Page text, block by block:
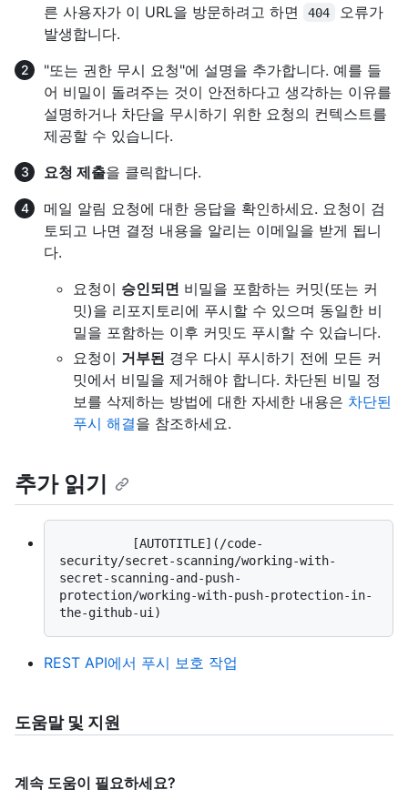
른 사용자가 이 URL을 방문하려고 하면
404
오류가
발생합니다.
"또는 권한 무시 요청"에 설명을 추가합니다. 예를 들
어 비밀이 돌려주는 것이 안전하다고 생각하는 이유를
설명하거나 차단을 무시하기 위한 요청의 컨텍스트를
제공할 수 있습니다.
요청 제출을 클릭합니다.
메일 알림 요청에 대한 응답을 확인하세요. 요청이 검
토되고 나면 결정 내용을 알리는 이메일을 받게 됩니
다.
요청이 승인되면 비밀을 포함하는 커밋(또는 커
밋)을 리포지토리에 푸시할 수 있으며 동일한 비
밀을 포함하는 이후 커밋도 푸시할 수 있습니다.
요청이 거부된 경우 다시 푸시하기 전에 모든 커
밋에서 비밀을 제거해야 합니다. 차단된 비밀 정
보를 삭제하는 방법에 대한 자세한 내용은 차단된
푸시 해결을 참조하세요.
추가 읽기
security/secret-scanning/working-with-
secret-scanning-and-push-
protection/working-with-push-protection-in-
REST API에서 푸시 보호 작업
도움말 및 지원
계속 도움이 필요하세요?